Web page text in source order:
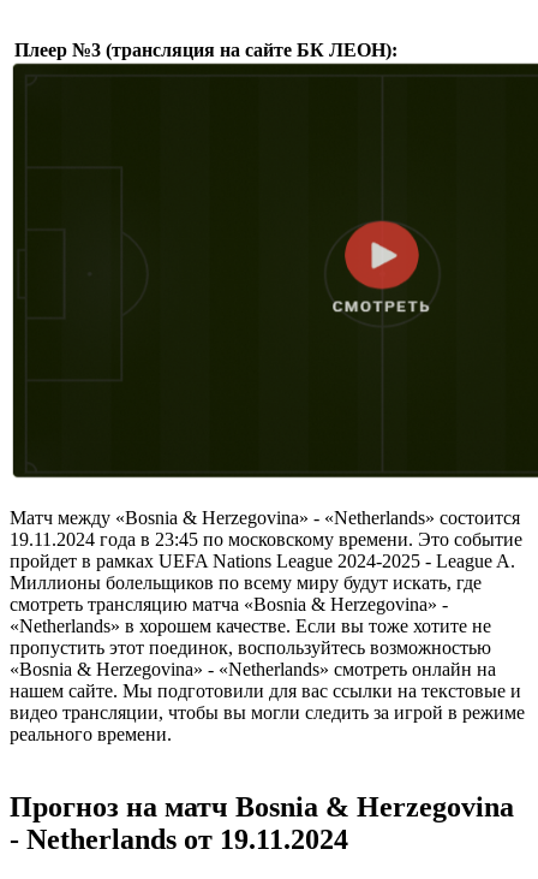
Плеер №3 (трансляция на сайте БК ЛЕОН):
Матч между «Bosnia & Herzegovina» - «Netherlands» состоится
19.11.2024 года в 23:45 по московскому времени. Это событие
пройдет в рамках UEFA Nations League 2024-2025 - League A.
Миллионы болельщиков по всему миру будут искать, где
смотреть трансляцию матча «Bosnia & Herzegovina» -
«Netherlands» в хорошем качестве. Если вы тоже хотите не
пропустить этот поединок, воспользуйтесь возможностью
«Bosnia & Herzegovina» - «Netherlands» смотреть онлайн на
нашем сайте. Мы подготовили для вас ссылки на текстовые и
видео трансляции, чтобы вы могли следить за игрой в режиме
реального времени.
Прогноз на матч Bosnia & Herzegovina
- Netherlands от 19.11.2024